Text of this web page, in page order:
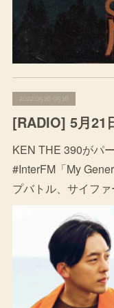
2022.05.16 05:16
KEN THE 390がパ
#InterFM「My
プバトル、サイフ